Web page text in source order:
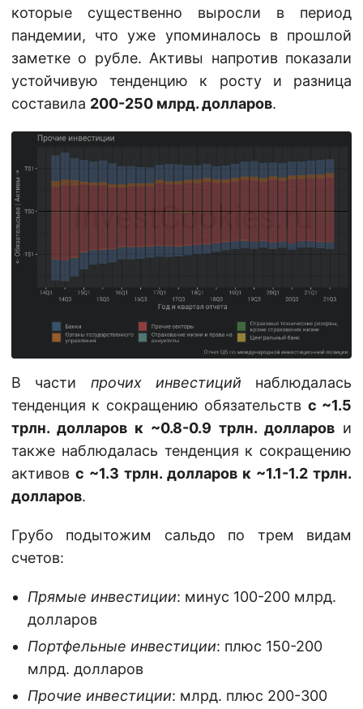
которые существенно выросли в период
пандемии, что уже упоминалось в прошлой
заметке о рубле. Активы напротив показали
устойчивую тенденцию к росту и разница
составила 200-250 млрд. долларов.
В части прочих инвестиций наблюдалась
тенденция к сокращению обязательств с ~1.5
трлн. долларов к ~0.8-0.9 трлн. долларов и
также наблюдалась тенденция к сокращению
активов с ~1.3 трлн. долларов к ~1.1-1.2 трлн.
долларов.
Грубо подытожим сальдо по трем видам
счетов:
Прямые инвестиции: минус 100-200 млрд.
долларов
Портфельные инвестиции: плюс 150-200
млрд. долларов
Прочие инвестиции: млрд. плюс 200-300